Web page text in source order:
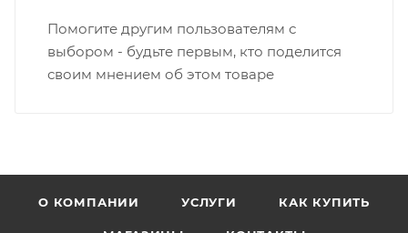
индивидуальном порядке.
В случае непредвиденных обстоятельств,
Помогите другим пользователям с
выбором - будьте первым, кто поделится
своим мнением об этом товаре
О КОМПАНИИ УСЛУГИ КАК КУПИТЬ